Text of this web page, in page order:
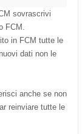
sovrascrivi
FCM.
in FCM tutte le
dati non le
anche se non
reinviare tutte le